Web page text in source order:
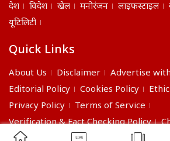
देश विदेश खेल मनोरंजन लाइफस्टाइल
यूटिलिटी
Quick Links
About Us Disclaimer Advertise
Editorial Policy
Cookies Policy
Privacy Policy
Terms of Service
Verification & Fact Checking Policy